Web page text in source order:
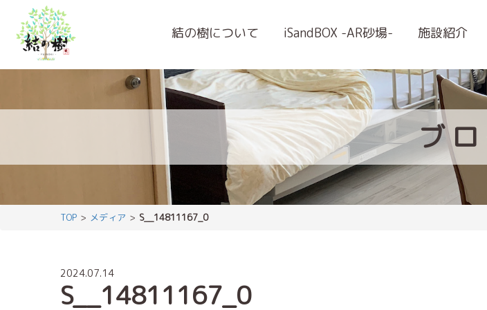
結の樹について iSandBOX -AR砂場- 施設紹介
ブロ
TOP メディア S__14811167_0
2024.07.14
S__14811167_0